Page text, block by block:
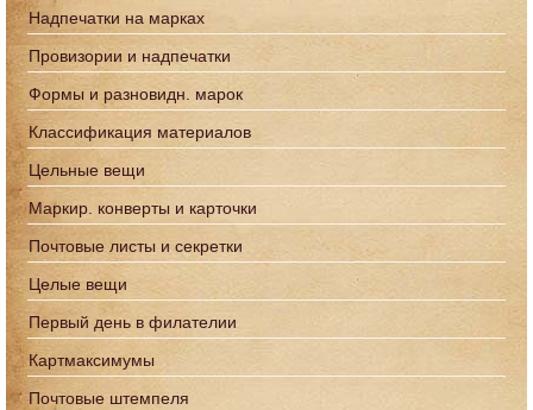
Надпечатки на марках
Провизории и надпечатки
Формы и разновидн. марок
Классификация материалов
Цельные вещи
Маркир. конверты и карточки
Почтовые листы и секретки
Целые вещи
Первый день в филателии
Картмаксимумы
Почтовые штемпеля